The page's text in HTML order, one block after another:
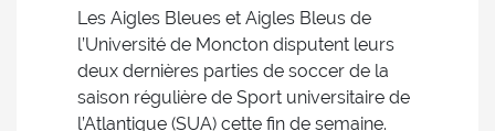
Les Aigles Bleues et Aigles Bleus de
l’Université de Moncton disputent leurs
deux dernières parties de soccer de la
saison régulière de Sport universitaire de
l’Atlantique (SUA) cette fin de semaine.